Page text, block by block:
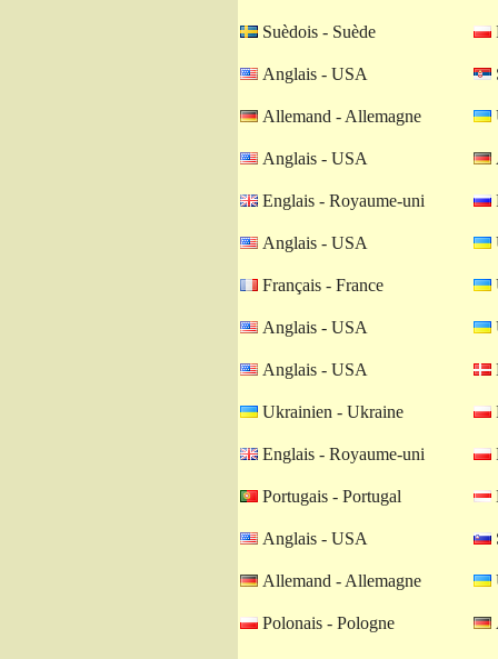
Suèdois - Suède
Anglais - USA
Allemand - Allemagne
Anglais - USA
Englais - Royaume-uni
Anglais - USA
Français - France
Anglais - USA
Anglais - USA
Ukrainien - Ukraine
Englais - Royaume-uni
Portugais - Portugal
Anglais - USA
Allemand - Allemagne
Polonais - Pologne